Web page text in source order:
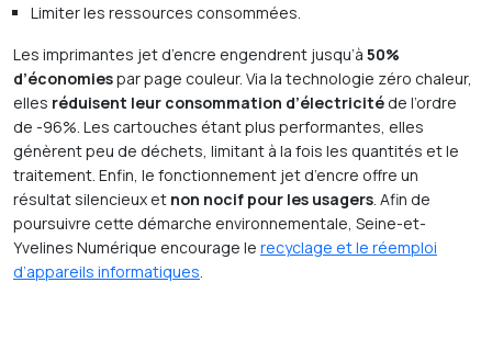
Limiter les ressources consommées.
Les imprimantes jet d’encre engendrent jusqu’à 50%
d’économiespar page couleur. Via la technologie zéro chaleur,
elles réduisent leur consommation d’électricité de l’ordre
de -96%. Les cartouches étant plus performantes, elles
génèrent peu de déchets, limitant à la fois les quantités et le
traitement. Enfin, le fonctionnement jet d’encre offre un
résultat silencieux et non nocif pour les usagers Afin de
poursuivre cette démarche environnementale, Seine-et-
Yvelines Numérique encourage le recyclage et le réemploi
d’appareils informatiques